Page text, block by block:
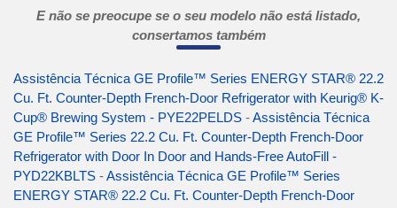
E não se preocupe se o seu modelo não está listado,
consertamos também
Assistência Técnica GE Profile™ Series ENERGY STAR® 22.2
Cu. Ft. Counter-Depth French-Door Refrigerator with Keurig® K-
Cup® Brewing System - PYE22PELDS -Assistência Técnica
GE Profile™ Series 22.2 Cu. Ft. Counter-Depth French-Door
Refrigerator with Door In Door and Hands-Free AutoFill -
PYD22KBLTS -Assistência Técnica GE Profile™ Series
ENERGY STAR® 22.2 Cu. Ft. Counter-Depth French-Door